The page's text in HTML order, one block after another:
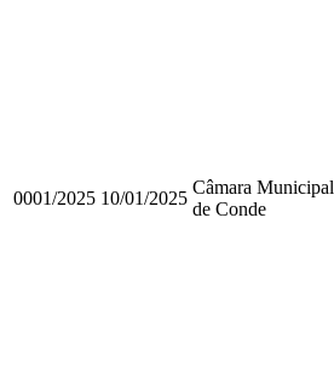
0001/2025 10/01/2025
Câmara Municipal
de Conde